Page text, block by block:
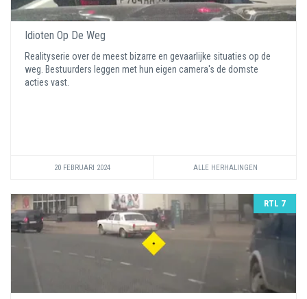
Idioten Op De Weg
Realityserie over de meest bizarre en gevaarlijke situaties op de
weg. Bestuurders leggen met hun eigen camera's de domste
acties vast.
20 FEBRUARI 2024 ALLE HERHALINGEN
RTL 7